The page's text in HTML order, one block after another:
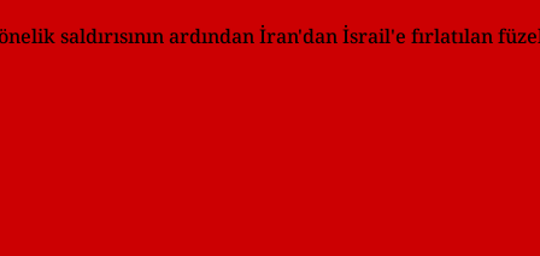
saldırısının ardından İran'dan İsrail'e fırlatılan